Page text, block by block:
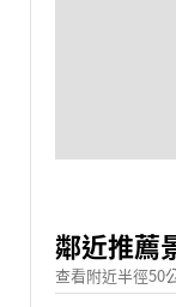
鄰近推薦
查看附近半徑50